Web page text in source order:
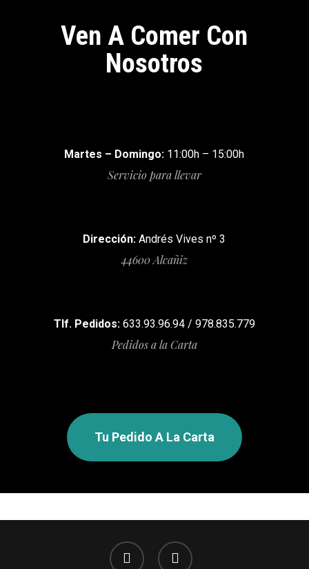
Ven A Comer Con
Nosotros
Martes – Domingo: 11:00h – 15:00h
Servicio para llevar
Dirección: Andrés Vives nº 3
44600 Alcañiz
Tlf. Pedidos:633.93.96.94 / 978.835.779
Pedidos a la Carta
Tu Pedido A La Carta
facebook instagram